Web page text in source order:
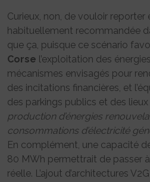
Curieux, non, de vouloir reporter
habituellement recommandée
que ça, puisque ce scénario
Corse l’exploitation des
mécanismes envisagés pour
des incitations financières, et
des parkings publics et des lieux
production d’énergies
consommations d’électricité
En complément, une capacité
80 MWh permettrait de passer
réelle. L’ajout d’architectures